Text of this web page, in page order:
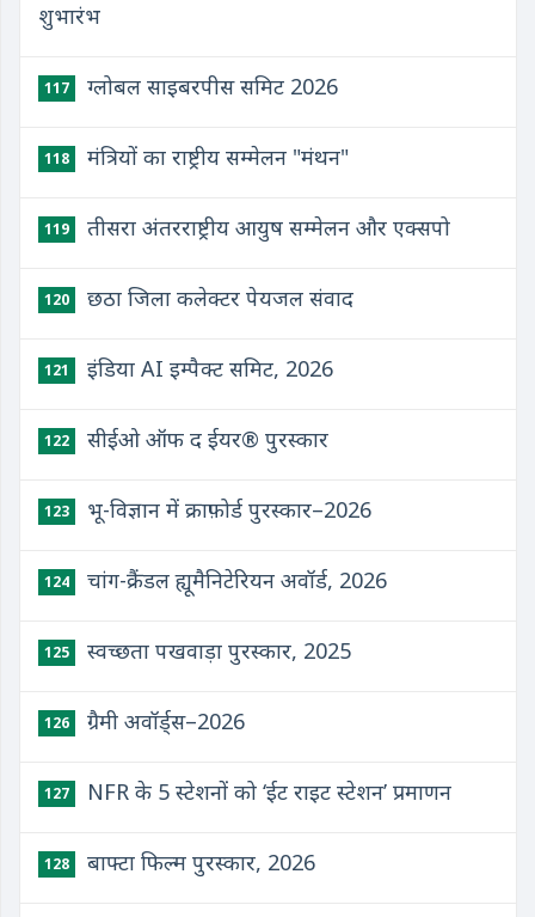
शुभारंभ
117 ग्लोबल साइबरपीस समिट 2026
118 मंत्रियों का राष्ट्रीय सम्मेलन "मंथन"
119 तीसरा अंतरराष्ट्रीय आयुष सम्मेलन और एक्सपो
120 छठा जिला कलेक्टर पेयजल संवाद
121 इंडिया AI इम्पैक्ट समिट, 2026
122 सीईओ ऑफ द ईयर® पुरस्कार
123 भू-विज्ञान में क्राफ़ोर्ड पुरस्कार–2026
124 चांग-क्रैंडल ह्यूमैनिटेरियन अवॉर्ड, 2026
125 स्वच्छता पखवाड़ा पुरस्कार, 2025
126 ग्रैमी अवॉर्ड्स–2026
127 NFR के 5 स्टेशनों को ‘ईट राइट स्टेशन’ प्रमाणन
128 बाफ्टा फिल्म पुरस्कार, 2026